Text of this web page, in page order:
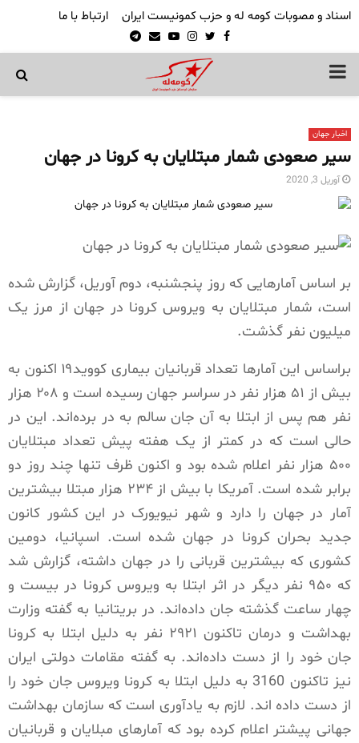
اسناد و مصوبات کومه له و حزب کمونیست ایران ارتباط با ما
Facebook
Twitter
Instagram
Youtube
Email
Telegram
PRIMARY
اخبار جهان
سیر صعودی شمار مبتلایان به کرونا در جهان
آوریل 3, 2020
بر اساس آمارهایی که روز پنجشنبه، دوم آوریل، گزارش شده
است، شمار مبتلایان به ویروس کرونا در جهان از مرز یک
میلیون نفر گذشت.
براساس این آمارها تعداد قربانیان بیماری کووید۱۹ اکنون به
بیش از ۵۱ هزار نفر در سراسر جهان رسیده است و ۲۰۸ هزار
نفر هم پس از ابتلا به آن جان سالم به در برده‌اند. این در
حالی است که در کمتر از یک هفته پیش تعداد مبتلایان
۵۰۰ هزار نفر اعلام شده بود و اکنون ظرف تنها چند روز دو
برابر شده است. آمریکا با بیش از ۲۳۴ هزار مبتلا بیشترین
آمار در جهان را دارد و شهر نیویورک در این کشور کانون
جدید بحران کرونا در جهان شده است. اسپانیا، دومین
کشوری که بیشترین قربانی را در جهان داشته، گزارش شد
که ۹۵۰ نفر دیگر در اثر ابتلا به ویروس کرونا در بیست و
چهار ساعت گذشته جان داده‌اند. در بریتانیا به گفته وزارت
بهداشت و درمان تاکنون ۲۹۲۱ نفر به دلیل ابتلا به کرونا
جان خود را از دست داده‌اند. به گفته مقامات دولتی ایران
نیز تاکنون 3160 به دلیل ابتلا به کرونا ویروس جان خود را
از دست داده اند. لازم به یادآوری است که سازمان بهداشت
جهانی پیشتر اعلام کرده بود که آمارهای مبلایان و قربانیان